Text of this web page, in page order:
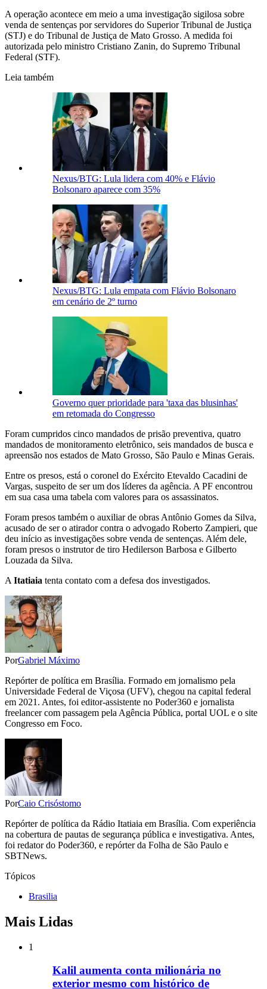
A operação acontece em meio a uma investigação sigilosa sobre
venda de sentenças por servidores do Superior Tribunal de Justiça
(STJ) e do Tribunal de Justiça de Mato Grosso. A medida foi
autorizada pelo ministro Cristiano Zanin, do Supremo Tribunal
Federal (STF).
Leia também
Nexus/BTG: Lula lidera com 40% e Flávio
Bolsonaro aparece com 35%
Nexus/BTG: Lula empata com Flávio Bolsonaro
em cenário de 2º turno
Governo quer prioridade para 'taxa das blusinhas'
em retomada do Congresso
Foram cumpridos cinco mandados de prisão preventiva, quatro
mandados de monitoramento eletrônico, seis mandados de busca e
apreensão nos estados de Mato Grosso, São Paulo e Minas Gerais.
Entre os presos, está o coronel do Exército Etevaldo Cacadini de
Vargas, suspeito de ser um dos líderes da agência. A PF encontrou
em sua casa uma tabela com valores para os assassinatos.
Foram presos também o auxiliar de obras Antônio Gomes da Silva,
acusado de ser o atirador contra o advogado Roberto Zampieri, que
deu início as investigações sobre venda de sentenças. Além dele,
foram presos o instrutor de tiro Hedilerson Barbosa e Gilberto
Louzada da Silva.
A Itatiaia tenta contato com a defesa dos investigados.
PorGabriel Máximo
Repórter de política em Brasília. Formado em jornalismo pela
Universidade Federal de Viçosa (UFV), chegou na capital federal
em 2021. Antes, foi editor-assistente no Poder360 e jornalista
freelancer com passagem pela Agência Pública, portal UOL e o site
Congresso em Foco.
PorCaio Crisóstomo
Repórter de política da Rádio Itatiaia em Brasília. Com experiência
na cobertura de pautas de segurança pública e investigativa. Antes,
foi redator do Poder360, e repórter da Folha de São Paulo e
SBTNews.
Tópicos
Brasilia
Mais Lidas
1
Kalil aumenta conta milionária no
exterior mesmo com histórico de